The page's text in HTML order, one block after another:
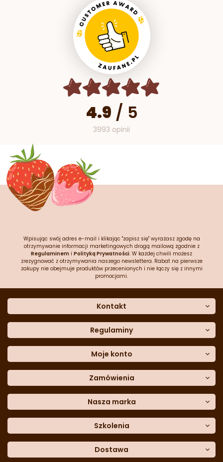
4.9 / 5
3993 opinii
Wpisując swój adres e-mail i klikając "zapisz się" wyrażasz zgodę na
otrzymywanie informacji marketingowych drogą mailową zgodnie z
Regulaminem i Polityką Prywatności. W każdej chwili możesz
zrezygnować z otrzymywania naszego newslettera. Rabat na pierwsze
zakupy nie obejmuje produktów przecenionych i nie łączy się z innymi
promocjami.
Kontakt
Dane kontaktowe
Często zadawane pytania
Sklep stacjonarny
Formularz kontaktowy
Blog
telefon:601 767 272
Regulaminy
Polityka prywatności
Polityka cookies
Polityka reklamacji
Polityka zwrotów
Dostępność cyfrowa
Moje konto
Moje dane
Historia zamówień
Lista ulubionych
Moje rabaty
Zamówienia
Metody płatności
Dane do przelewu
Formularzreklamacji
Formularzzwrotu
Nasza marka
Trio Gelato
CDN
Szkolenia
Academy of Baker Arts
Dostawa